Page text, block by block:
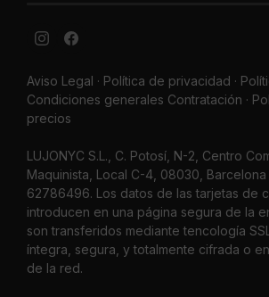
Aviso Legal · Política de privacidad ·
Condiciones generales Contratación ·
precios
LUJONYC S.L., C. Potosí, N-2, Centro
Maquinista, Local C-4, 08030, Barcelona
62786496. Los datos de las tarjetas de
introducen en una página segura de la
son transferidos mediante tencología
íntegra, segura, y totalmente cifrada o
de la red.